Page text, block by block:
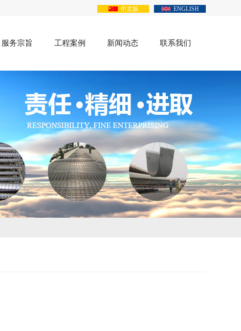
中文版 ENGLISH
服务宗旨 工程案例 新闻动态 联系我们